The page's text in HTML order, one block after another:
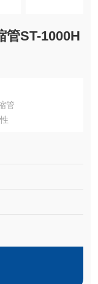
ST-1000H
管